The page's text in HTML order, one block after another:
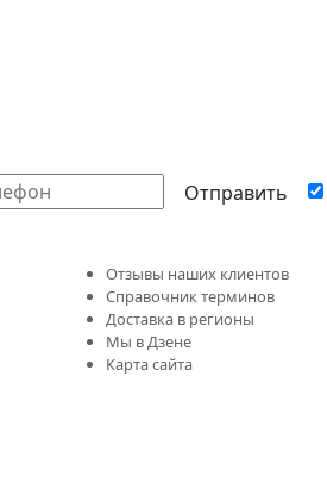
Отзывы наших клиентов
Справочник терминов
Доставка в регионы
Мы в Дзене
Карта сайта